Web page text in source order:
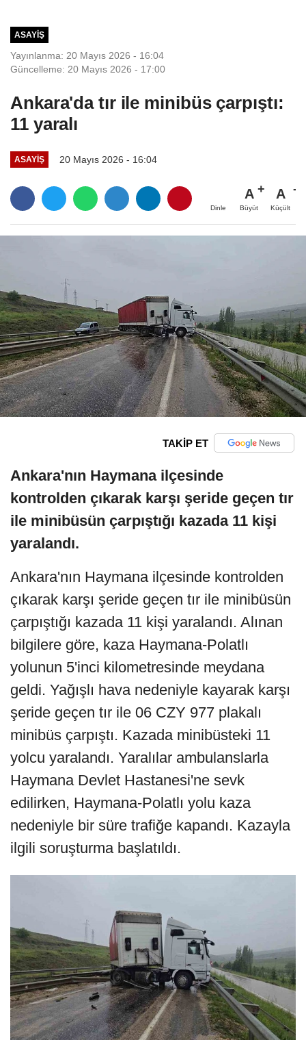
ASAYIŞ
Yayınlanma: 20 Mayıs 2026 - 16:04
Güncelleme: 20 Mayıs 2026 - 17:00
Ankara'da tır ile minibüs çarpıştı:
11 yaralı
ASAYIŞ 20 Mayıs 2026 - 16:04
Dinle
A
Büyüt
A
Küçült
TAKİP ET
Ankara'nın Haymana ilçesinde
kontrolden çıkarak karşı şeride geçen tır
ile minibüsün çarpıştığı kazada 11 kişi
yaralandı.
Ankara'nın Haymana ilçesinde kontrolden
çıkarak karşı şeride geçen tır ile minibüsün
çarpıştığı kazada 11 kişi yaralandı. Alınan
bilgilere göre, kaza Haymana-Polatlı
yolunun 5'inci kilometresinde meydana
geldi. Yağışlı hava nedeniyle kayarak karşı
şeride geçen tır ile 06 CZY 977 plakalı
minibüs çarpıştı. Kazada minibüsteki 11
yolcu yaralandı. Yaralılar ambulanslarla
Haymana Devlet Hastanesi'ne sevk
edilirken, Haymana-Polatlı yolu kaza
nedeniyle bir süre trafiğe kapandı. Kazayla
ilgili soruşturma başlatıldı.